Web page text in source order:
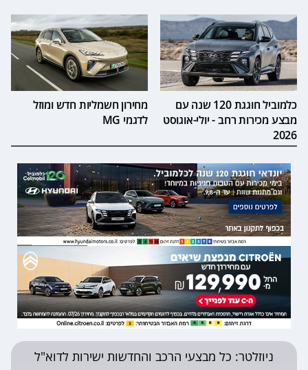
כלמוביל חוגגת 120 שנה עם
מבצע מכירות רחב - יולי-אוגוסט
2026
מחירון חשמליות חדש ומוזל
לדגמי MG
ניוזלטר: כל מבצעי הרכב והחדשות ישירות לדוא"ל